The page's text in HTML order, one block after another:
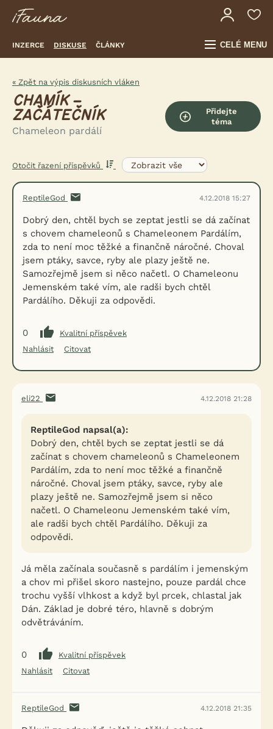
INZERCE DISKUSE ČLÁNKY CELÉ MENU
« Zpět na výpis diskusních vláken
CHAMÍK –
ZAČÁTEČNÍK
Chameleon pardálí
Přidejte
téma
Otočit řazení příspěvků
ReptileGod 4.12.2018 15:27
Dobrý den, chtěl bych se zeptat jestli se dá začínat
s chovem chameleonů s Chameleonem Pardálím,
zda to není moc těžké a finančně náročné. Choval
jsem ptáky, savce, ryby ale plazy ještě ne.
Samozřejmě jsem si něco načetl. O Chameleonu
Jemenském také vím, ale radši bych chtěl
Pardálího. Děkuji za odpovědi.
0
Kvalitní příspěvek
Nahlásit
Citovat
eli22 4.12.2018 21:28
ReptileGod napsal(a):
Dobrý den, chtěl bych se zeptat jestli se dá
začínat s chovem chameleonů s Chameleonem
Pardálím, zda to není moc těžké a finančně
náročné. Choval jsem ptáky, savce, ryby ale
plazy ještě ne. Samozřejmě jsem si něco
načetl. O Chameleonu Jemenském také vím,
ale radši bych chtěl Pardálího. Děkuji za
odpovědi.
Já měla začínala současně s pardálím i jemenským
a chov mi přišel skoro nastejno, pouze pardál chce
trochu vyšší vlhkost a když byl prcek, chlastal jak
Dán. Základ je dobré téro, hlavně s dobrým
odvětráváním.
0
Kvalitní příspěvek
Nahlásit
Citovat
ReptileGod 4.12.2018 21:35